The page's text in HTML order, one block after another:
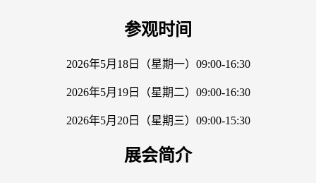
参观时间
2026年5月18日（星期一）09:00-16:30
2026年5月19日（星期二）09:00-16:30
2026年5月20日（星期三）09:00-15:30
展会简介